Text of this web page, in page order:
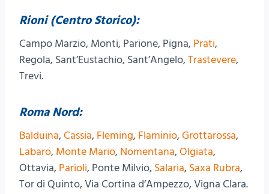
Rioni (Centro Storico):
Campo Marzio, Monti, Parione, Pigna, Prati,
Regola, Sant’Eustachio, Sant’Angelo,Trastevere,
Trevi.
Roma Nord:
Balduina,Cassia, Fleming, Flaminio,Grottarossa,
Labaro, Monte Mario, Nomentana,Olgiata,
Ottavia, Parioli, Ponte Milvio, Salaria, Saxa Rubra,
Tor di Quinto, Via Cortina d’Ampezzo, Vigna Clara.